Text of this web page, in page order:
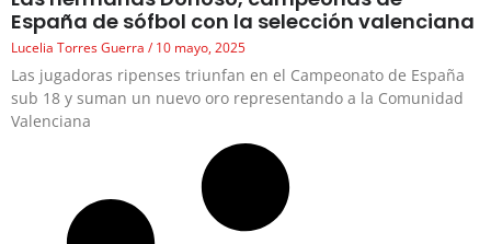
España de sófbol con la selección valenciana
Lucelia Torres Guerra 10 mayo, 2025
Las jugadoras ripenses triunfan en el Campeonato de España
sub 18 y suman un nuevo oro representando a la Comunidad
Valenciana